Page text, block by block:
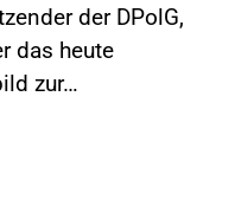
der DPolG,
das heute
zur…